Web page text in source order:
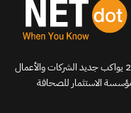
موقع معلوماتي ترويجي وخدمي؛ تأسس عام 2004 يواكب جديد الشركات والأعمال
مؤسسة الاستثمار للصحافة